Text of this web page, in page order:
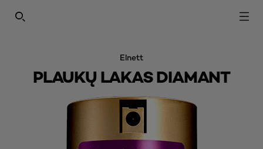
SEARCH THIS SITE
Elnett
PLAUKŲ LAKAS DIAMANT